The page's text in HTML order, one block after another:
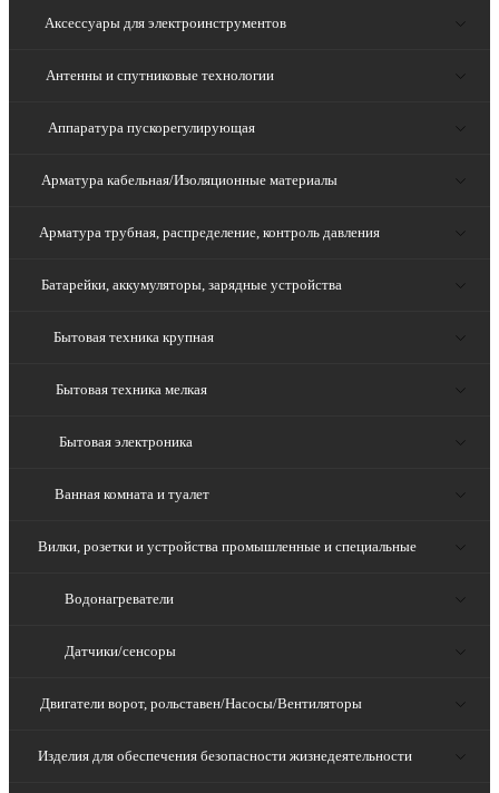
Аксессуары для электроинструментов
Антенны и спутниковые технологии
Аппаратура пускорегулирующая
Арматура кабельная/Изоляционные материалы
Арматура трубная, распределение, контроль давления
Батарейки, аккумуляторы, зарядные устройства
Бытовая техника крупная
Бытовая техника мелкая
Бытовая электроника
Ванная комната и туалет
Вилки, розетки и устройства промышленные и специальные
Водонагреватели
Датчики/сенсоры
Двигатели ворот, рольставен/Насосы/Вентиляторы
Изделия для обеспечения безопасности жизнедеятельности